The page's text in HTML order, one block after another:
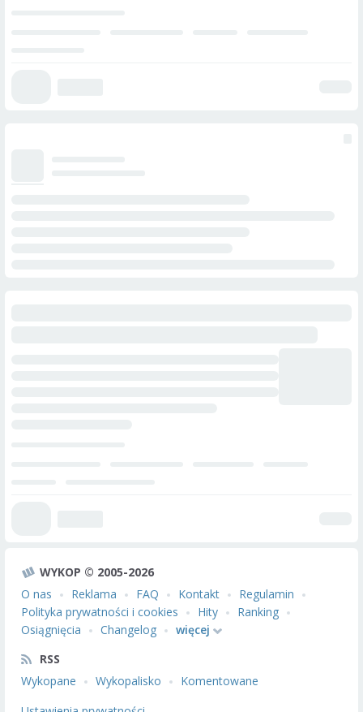
WYKOP © 2005-2026
O nas
Reklama FAQ Kontakt
Regulamin
Polityka prywatności i cookies
Hity
Ranking
Osiągnięcia
Changelog
więcej
RSS
Wykopane
Wykopalisko
Komentowane